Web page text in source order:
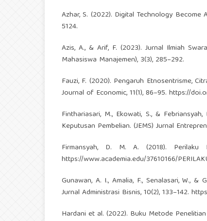
Azhar, S. (2022). Digital Technology
5124.
Azis, A., & Arif, F. (2023). Jurnal Ilmiah
Mahasiswa Manajemen), 3(3), 285–292.
Fauzi, F. (2020). Pengaruh Etnosentrisme,
Journal of Economic, 11(1), 86–95. https://
Finthariasari, M., Ekowati, S., &
Keputusan Pembelian. (JEMS) Jurnal
Firmansyah, D. M. A. (2018). Perilaku
https://www.academia.edu/37610166/
Gunawan, A. I., Amalia, F., Senalasari, W.,
Jurnal Administrasi Bisnis, 10(2), 133–142.
Hardani et al. (2022). Buku Metode